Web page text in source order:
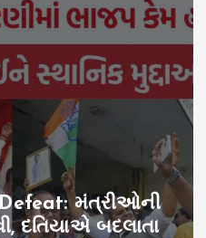
મંત્રીઓની
દતિયાએ બદલાતા